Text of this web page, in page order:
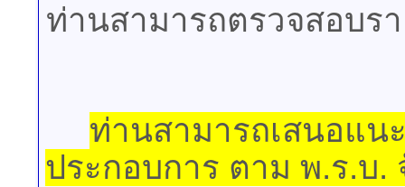
ท่านสามารถตรวจสอบร
ท่านสามารถเสนอแน
ประกอบการ ตาม พ.ร.บ